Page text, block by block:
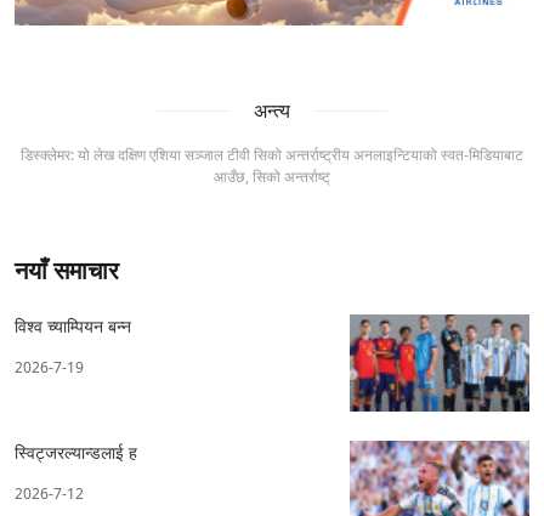
अन्त्य
डिस्क्लेमर: यो लेख दक्षिण एशिया सञ्जाल टीवी सिको अन्तर्राष्ट्रीय अनलाइन्टियाको स्वत-मिडियाबाट
आउँछ, सिको अन्तर्राष्ट्
नयाँ समाचार
विश्व च्याम्पियन बन्न
2026-7-19
स्विट्जरल्यान्डलाई ह
2026-7-12